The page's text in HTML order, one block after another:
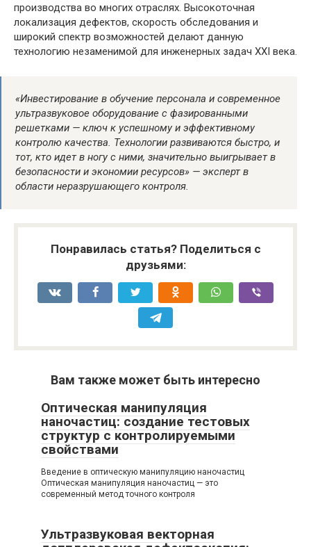
производства во многих отраслях. Высокоточная
локализация дефектов, скорость обследования и
широкий спектр возможностей делают данную
технологию незаменимой для инженерных задач XXI века.
«Инвестирование в обучение персонала и современное
ультразвуковое оборудование с фазированными
решетками — ключ к успешному и эффективному
контролю качества. Технологии развиваются быстро, и
тот, кто идет в ногу с ними, значительно выигрывает в
безопасности и экономии ресурсов» — эксперт в
области неразрушающего контроля.
Понравилась статья? Поделиться с
друзьями:
Вам также может быть интересно
Оптическая манипуляция
наночастиц: создание тестовых
структур с контролируемыми
свойствами
Введение в оптическую манипуляцию наночастиц
Оптическая манипуляция наночастиц — это
современный метод точного контроля
Ультразвуковая векторная